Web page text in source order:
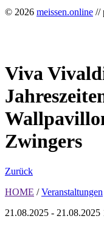
© 2026 meissen.online //
Viva
Zwingers
Zurück
HOME / Veranstaltungen
21.08.2025 - 21.08.2025